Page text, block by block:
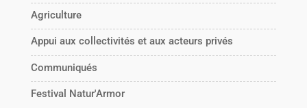
Agriculture
Appui aux collectivités et aux acteurs privés
Communiqués
Festival Natur'Armor